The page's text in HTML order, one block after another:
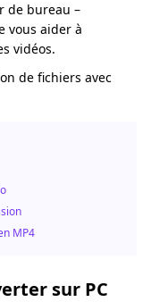
de bureau –
vous aider à
vidéos.
de fichiers avec
MP4
sur PC